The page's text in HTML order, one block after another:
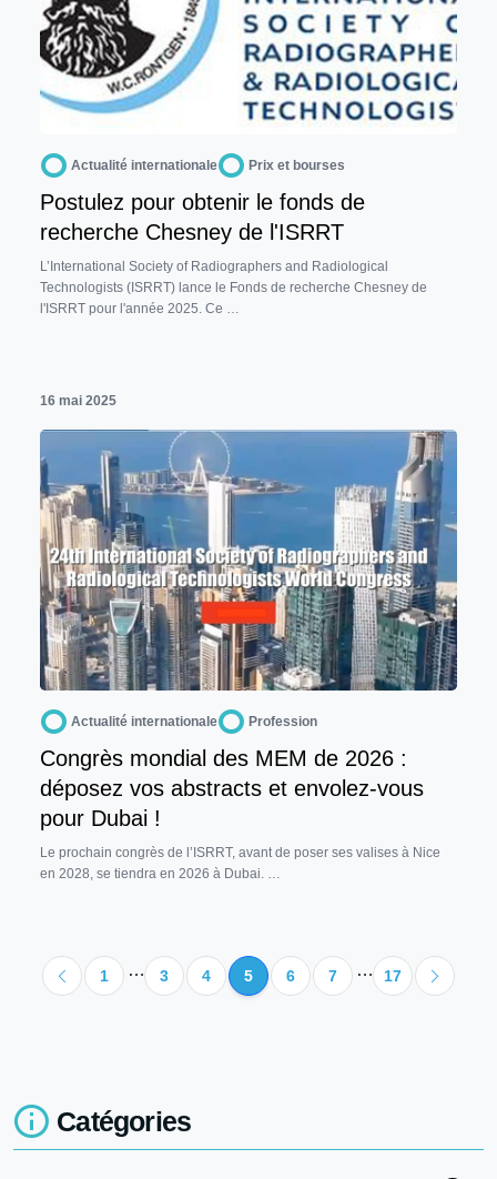
Actualité internationale Prix et bourses
Postulez pour obtenir le fonds de
recherche Chesney de l'ISRRT
L’International Society of Radiographers and Radiological
Technologists (ISRRT) lance le Fonds de recherche Chesney de
l'ISRRT pour l'année 2025. Ce …
16 mai 2025
Actualité internationale Profession
Congrès mondial des MEM de 2026 :
déposez vos abstracts et envolez-vous
pour Dubai !
Le prochain congrès de l’ISRRT, avant de poser ses valises à Nice
en 2028, se tiendra en 2026 à Dubai. …
1 … 3 4 5 6 7 … 17
Catégories